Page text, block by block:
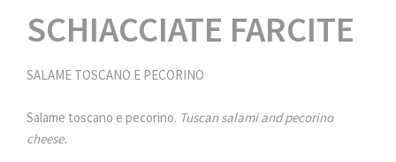
SCHIACCIATE FARCITE
SALAME TOSCANO E PECORINO
Salame toscano e pecorino. Tuscan salami and pecorino
cheese.